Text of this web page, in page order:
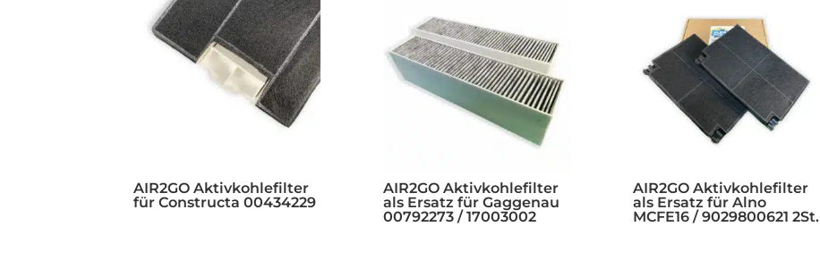
AIR2GO Aktivkohlefilter
für Constructa 00434229
AIR2GO Aktivkohlefilter
als Ersatz für Gaggenau
00792273 / 17003002
AIR2GO Aktivkohlefilter
als Ersatz für Alno
MCFE16 / 9029800621 2St.